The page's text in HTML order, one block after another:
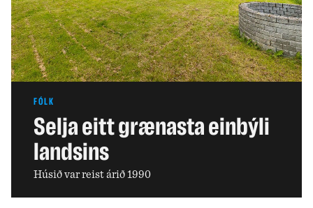
FÓLK
Selja eitt grænasta einbýli
landsins
Húsið var reist árið 1990